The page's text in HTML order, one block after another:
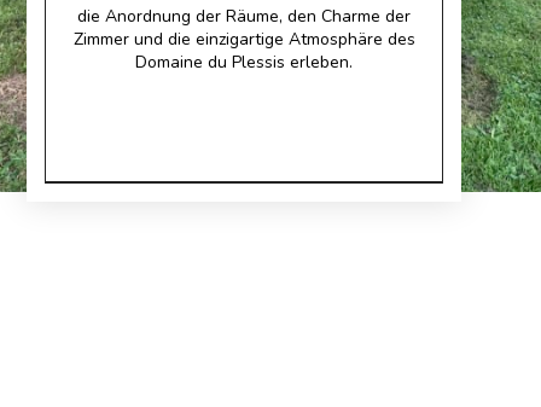
die Anordnung der Räume, den Charme der
Zimmer und die einzigartige Atmosphäre des
Domaine du Plessis erleben.